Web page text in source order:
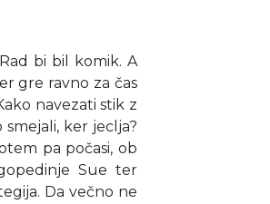
bi bil komik. A
gre ravno za čas
navezati stik z
ker jeclja?
pa počasi, ob
Sue ter
Da večno ne